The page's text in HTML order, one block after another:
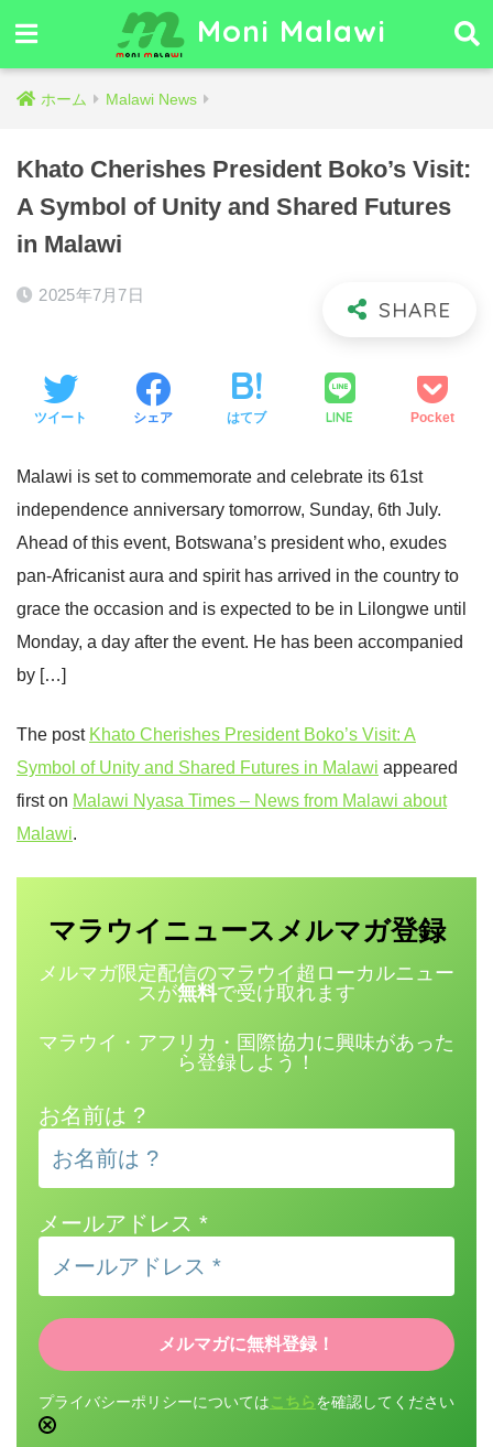
Moni Malawi
ホーム Malawi News
Khato Cherishes President Boko’s Visit:
A Symbol of Unity and Shared Futures
in Malawi
2025年7月7日
ツイート シェア はてブ LINE Pocket
Malawi is set to commemorate and celebrate its 61st
independence anniversary tomorrow, Sunday, 6th July.
Ahead of this event, Botswana’s president who, exudes
pan-Africanist aura and spirit has arrived in the country to
grace the occasion and is expected to be in Lilongwe until
Monday, a day after the event. He has been accompanied
by […]
The post Khato Cherishes President Boko’s Visit: A
Symbol of Unity and Shared Futures in Malawi appeared
first on Malawi Nyasa Times – News from Malawi about
Malawi.
マラウイニュース メルマガ登録
メルマガ限定配信のマラウイ超ローカルニュー
スが無料で受け取れます
マラウイ・アフリカ・国際協力に興味があった
ら登録しよう！
お名前は ?
メールアドレス *
プライバシーポリシーについては こちら を確認してください